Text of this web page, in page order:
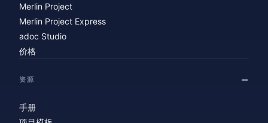
Merlin Project
Merlin Project Express
adoc Studio
价格
资源
手册